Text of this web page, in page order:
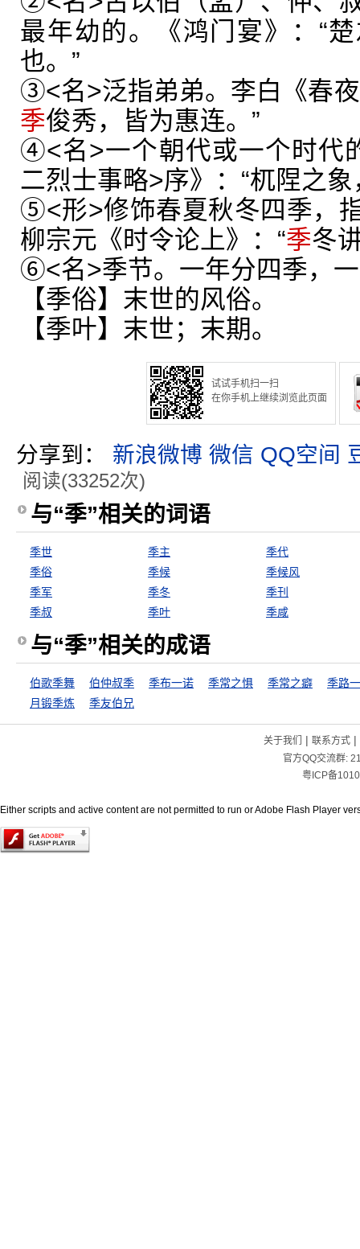
最年幼的。《鸿门宴》：“
也。”
③<名>泛指弟弟。李白《春
季俊秀，皆为惠连。”
④<名>一个朝代或一个时代
二烈士事略>序》：“杌陧之
⑤<形>修饰春夏秋冬四季，
柳宗元《时令论上》：“季冬
⑥<名>季节。一年分四季，
【季俗】末世的风俗。
【季叶】末世；末期。
试试手机扫一扫
在你手机上继续浏览此页面
分享到： 新浪微博 微信 QQ空间
阅读(33252次)
与“季”相关的词语
季世 季主
季代
季俗
季候
季候风
季军
季冬
季刊
季叔
季叶 季咸
与“季”相关的成语
伯歌季舞 伯仲叔季 季布一诺 季常之惧 季常之癖
季路
月锻季炼
季友伯兄
关于我们 | 联系方式|
官方QQ交流群:
粤ICP备
Either scripts and active content are not permitted to run or Adobe Flash Player